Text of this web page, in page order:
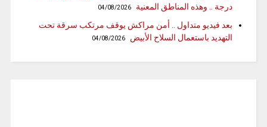
درجة .. وهذه المناطق المعنية
04/08/2026
بعد فيديو متداول .. أمن مراكش يوقف مرتكب سرقة تحت
التهديد باستعمال السلاح الأبيض
04/08/2026